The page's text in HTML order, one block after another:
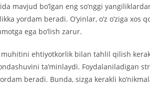
mavjud bo’lgan eng so’nggi
yordam beradi. O’yinlar, o’z o’ziga
ega bo’lish zarur.
muhitini ehtiyotkorlik bilan tahlil qilish
ta’minlaydi. Foydalaniladigan
beradi. Bunda, sizga kerakli